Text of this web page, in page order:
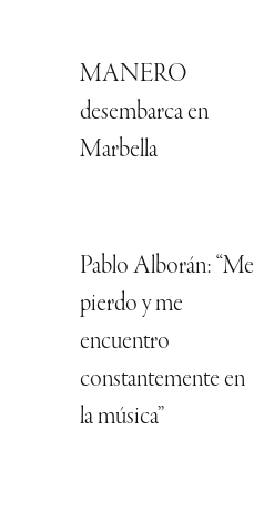
MANERO
desembarca en
Marbella
Pablo Alborán: “Me
pierdo y me
encuentro
constantemente en
la música”